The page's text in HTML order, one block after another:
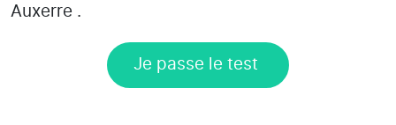
Auxerre .
Je passe le test